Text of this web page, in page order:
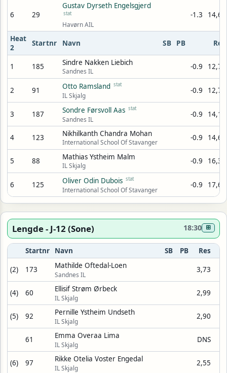
6 29
Gustav Dyrseth Engelsgjerd
stat
Havørn AIL
-1.3 14,62
Heat
2
Startnr Navn SB PB Res
1 185 Sindre Nakken Liebich
Sandnes IL
-0.9 12,70
2 91 Otto Ramsland stat
IL Skjalg
-0.9 12,71
3 187 Sondre Førsvoll Aas stat
Sandnes IL
-0.9 14,16
4 123 Nikhilkanth Chandra Mohan
International School Of Stavanger
-0.9 14,68
5 88 Mathias Ystheim Malm
IL Skjalg
-0.9 16,35
6 125 Oliver Odin Dubois stat
International School Of Stavanger
-0.9 17,60
Lengde - J-12 (Sone) 18:30 ⊞
Startnr Navn SB PB Res
(2) 173 Mathilde Oftedal-Loen
Sandnes IL
3,73
(4) 60 Ellisif Strøm Ørbeck
IL Skjalg
2,99
(5) 92 Pernille Ystheim Undseth
IL Skjalg
2,90
61 Emma Overaa Lima
IL Skjalg
DNS
(6) 97 Rikke Otelia Voster Engedal
IL Skjalg
2,55